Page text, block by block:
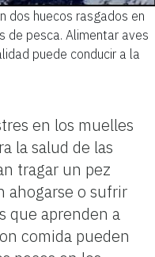
dos huecos rasgados en
de pesca. Alimentar aves
puede conducir a la
en los muelles
la salud de las
tragar un pez
ahogarse o sufrir
que aprenden a
comida pueden